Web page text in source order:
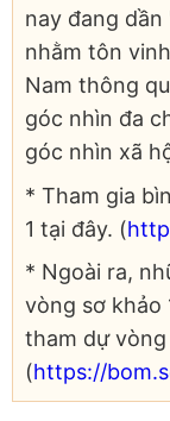
nay đang
nhằm tôn
Nam thông
góc nhìn đa
góc nhìn xã
* Tham gia
1 tại đây. (
* Ngoài ra,
vòng sơ khảo
tham dự
(https://